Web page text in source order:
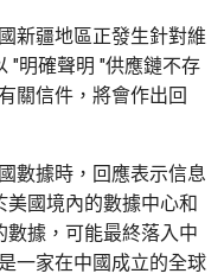
新疆地區正發生針對維
"明確聲明 "供應鏈不存
關信件，將會作出回
數據時，回應表示信息
國境內的數據中心和
據，可能最終落入中
一家在中國成立的全球